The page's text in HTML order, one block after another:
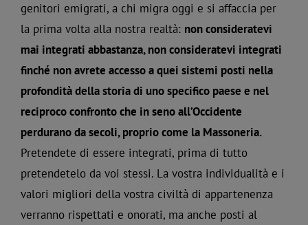
genitori emigrati, a chi migra oggi e si affaccia per
la prima volta alla nostra realtà: non consideratevi
mai integrati abbastanza, non consideratevi integrati
finché non avrete accesso a quei sistemi posti nella
profondità della storia di uno specifico paese e nel
reciproco confronto che in seno all’Occidente
perdurano da secoli, proprio come la Massoneria.
Pretendete di essere integrati, prima di tutto
pretendetelo da voi stessi. La vostra individualità e i
valori migliori della vostra civiltà di appartenenza
verranno rispettati e onorati, ma anche posti al